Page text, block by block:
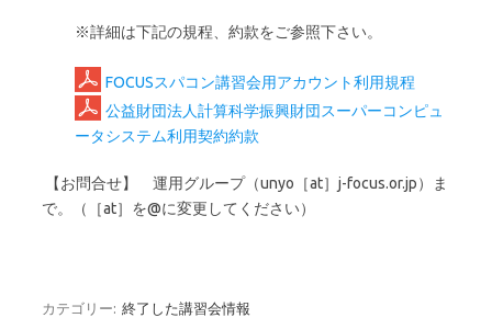
※詳細は下記の規程、約款をご参照下さい。
FOCUSスパコン講習会用アカウント利用規程
公益財団法人計算科学振興財団スーパーコンピュ
ータシステム利用契約約款
【お問合せ】 運用グループ（unyo［at］j-focus.or.jp）ま
で。（［at］を@に変更してください）
カテゴリー: 終了した講習会情報